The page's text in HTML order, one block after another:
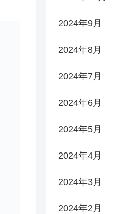
2024年9月
2024年8月
2024年7月
2024年6月
2024年5月
2024年4月
2024年3月
2024年2月